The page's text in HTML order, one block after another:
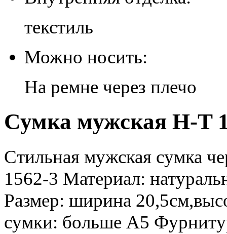
текстиль
Можно носить:
На ремне через плечо
Сумка мужская H-T
Стильная мужская сумка
1562-3 Материал:
Размер: ширина
сумки: больше А5